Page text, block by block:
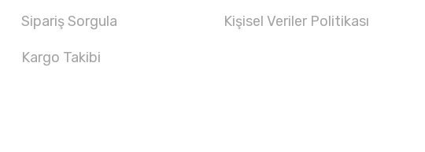
Sipariş Sorgula
Kargo Takibi
Kişisel Veriler Politikası